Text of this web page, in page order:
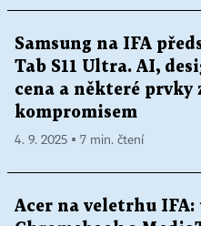
Samsung na IFA
Tab S11 Ultra. AI,
cena a některé prvky
kompromisem
4. 9. 2025 ▪ 7 min. čtení
Acer na veletrhu